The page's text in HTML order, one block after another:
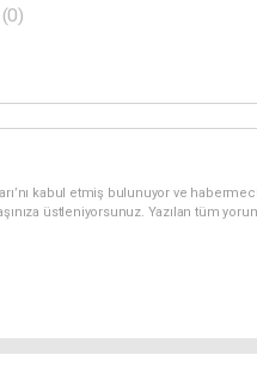
(0)
kabul etmiş bulunuyor ve
üstleniyorsunuz. Yazılan tüm